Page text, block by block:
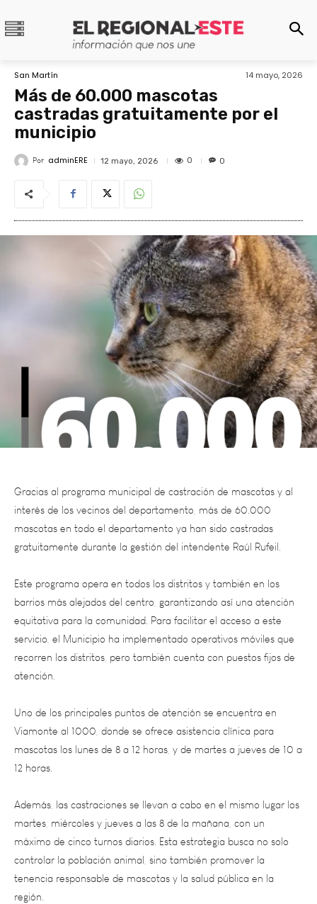
San Martín 14 mayo, 2026
Más de 60.000 mascotas
castradas gratuitamente por el
municipio
Por adminERE 12 mayo, 2026 0 0
Gracias al programa municipal de castración de mascotas y al
interés de los vecinos del departamento, más de 60.000
mascotas en todo el departamento ya han sido castradas
gratuitamente durante la gestión del intendente Raúl Rufeil.
Este programa opera en todos los distritos y también en los
barrios más alejados del centro, garantizando así una atención
equitativa para la comunidad. Para facilitar el acceso a este
servicio, el Municipio ha implementado operativos móviles que
recorren los distritos, pero también cuenta con puestos fijos de
atención.
Uno de los principales puntos de atención se encuentra en
Viamonte al 1000, donde se ofrece asistencia clínica para
mascotas los lunes de 8 a 12 horas, y de martes a jueves de 10 a
12 horas.
Además, las castraciones se llevan a cabo en el mismo lugar los
martes, miércoles y jueves a las 8 de la mañana, con un
máximo de cinco turnos diarios. Esta estrategia busca no solo
controlar la población animal, sino también promover la
tenencia responsable de mascotas y la salud pública en la
región.